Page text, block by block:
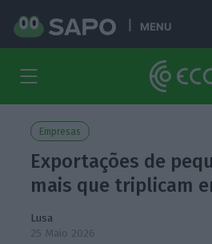
MENU
Empresas
Exportações de
mais que triplicam
Lusa
25 Maio 2026